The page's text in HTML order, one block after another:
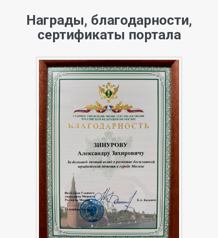
Награды, благодарности,
сертификаты портала